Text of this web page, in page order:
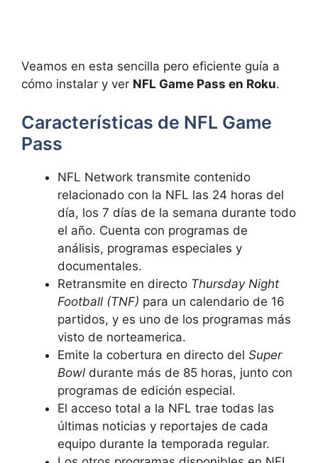
Veamos en esta sencilla pero eficiente guía a
cómo instalar y ver NFL Game Pass en Roku.
Características de NFL Game
Pass
NFL Network transmite contenido
relacionado con la NFL las 24 horas del
día, los 7 días de la semana durante todo
el año. Cuenta con programas de
análisis, programas especiales y
documentales.
Retransmite en directo Thursday Night
Football (TNF) para un calendario de 16
partidos, y es uno de los programas más
visto de norteamerica.
Emite la cobertura en directo del Super
Bowl durante más de 85 horas, junto con
programas de edición especial.
El acceso total a la NFL trae todas las
últimas noticias y reportajes de cada
equipo durante la temporada regular.